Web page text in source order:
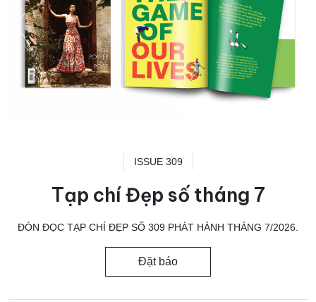
ISSUE 309
Tạp chí Đẹp số tháng 7
ĐÓN ĐỌC TẠP CHÍ ĐẸP SỐ 309 PHÁT HÀNH THÁNG 7/2026.
Đặt báo